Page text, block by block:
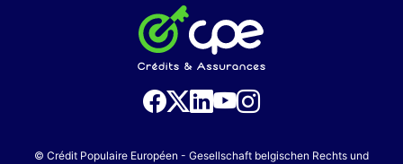
© Crédit Populaire Européen - Gesellschaft belgischen Rechts und